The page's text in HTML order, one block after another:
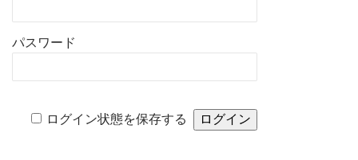
パスワード
ログイン状態を保存する